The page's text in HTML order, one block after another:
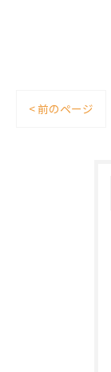
< 前のページ